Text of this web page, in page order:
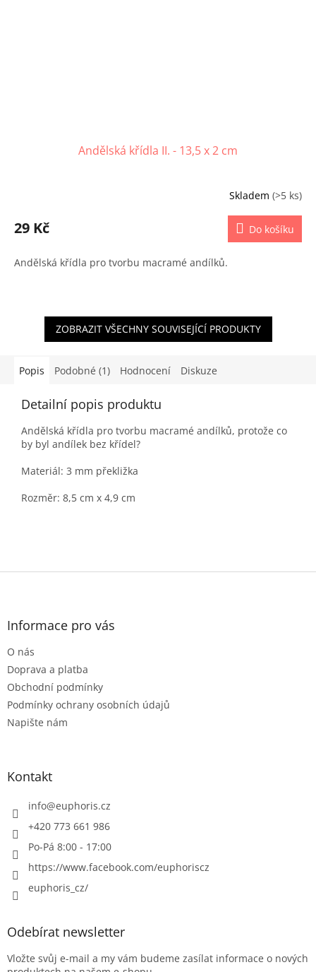
Andělská křídla II. - 13,5 x 2 cm
Skladem (>5 ks)
29 Kč Do košíku
Andělská křídla pro tvorbu macramé andílků.
ZOBRAZIT VŠECHNY SOUVISEJÍCÍ PRODUKTY
Popis Podobné (1) Hodnocení Diskuze
Detailní popis produktu
Andělská křídla pro tvorbu macramé andílků, protože co
by byl andílek bez křídel?
Materiál: 3 mm překližka
Rozměr: 8,5 cm x 4,9 cm
Z
Informace pro vás
O nás
Doprava a platba
Obchodní podmínky
Podmínky ochrany osobních údajů
Napište nám
Kontakt
info@euphoris.cz
+420 773 661 986
Po-Pá 8:00 - 17:00
https://www.facebook.com/euphoriscz
euphoris_cz/
Odebírat newsletter
Vložte svůj e-mail a my vám budeme zasílat informace o nových